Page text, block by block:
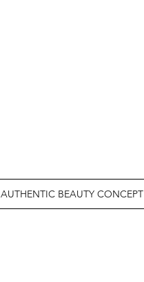
AUTHENTIC BEAUTY CONCEPT